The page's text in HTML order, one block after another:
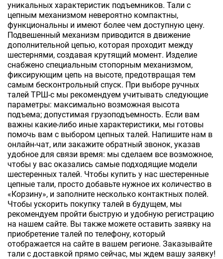
уникальных характеристик подъемников. Тали с
цепным механизмом невероятно компактны,
функциональны и имеют более чем доступную цену.
Подвешенный механизм приводится в движение
дополнительной цепью, которая проходит между
шестернями, создавая крутящий момент. Изделие
снабжено специальным стопорным механизмом,
фиксирующим цепь на высоте, предотвращая тем
самым бесконтрольный спуск. При выборе ручных
талей ТРШ-с мы рекомендуем учитывать следующие
параметры: максимально возможная высота
подъема; допустимая грузоподъемность. Если вам
важны какие-либо иные характеристики, мы готовы
помочь вам с выбором цепных талей. Напишите нам в
онлайн-чат, или закажите обратный звонок, указав
удобное для связи время: мы сделаем все возможное,
чтобы у вас оказались самые подходящие модели
шестеренных талей. Чтобы купить у нас шестеренные
цепные тали, просто добавьте нужное их количество в
«Корзину», и заполните несколько контактных полей.
Чтобы ускорить покупку талей в будущем, мы
рекомендуем пройти быструю и удобную регистрацию
на нашем сайте. Вы также можете оставить заявку на
приобретение талей по телефону, который
отображается на сайте в вашем регионе. Заказывайте
тали с доставкой прямо сейчас, мы ждем вашу заявку!